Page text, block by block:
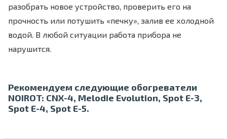
разобрать новое устройство, проверить его на
прочность или потушить «печку», залив ее холодной
водой. В любой ситуации работа прибора не
нарушится.
Рекомендуем следующие обогреватели
NOIROT: CNX-4, Melodie Evolution, Spot E-3,
Spot E-4, Spot E-5.